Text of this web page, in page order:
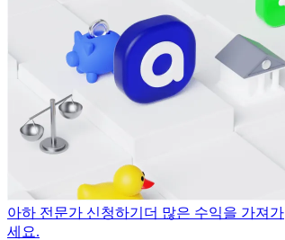
아하 전문가 신청하기 더 많은 수익을 가져가
세요.